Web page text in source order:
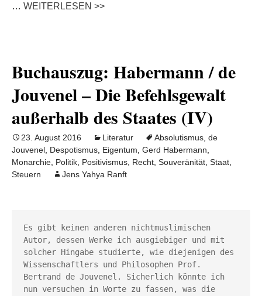
… WEITERLESEN >>
Buchauszug: Habermann / de
Jouvenel – Die Befehlsgewalt
außerhalb des Staates (IV)
23. August 2016 Literatur Absolutismus de
Jouvenel Despotismus Eigentum Gerd Habermann
Monarchie Politik Positivismus Recht Souveränität Staat
Steuern
Jens Yahya Ranft
Es gibt keinen anderen nichtmuslimischen
Autor, dessen Werke ich ausgiebiger und mit
solcher Hingabe studierte, wie diejenigen des
Wissenschaftlers und Philosophen Prof.
Bertrand de Jouvenel. Sicherlich könnte ich
nun versuchen in Worte zu fassen, was die